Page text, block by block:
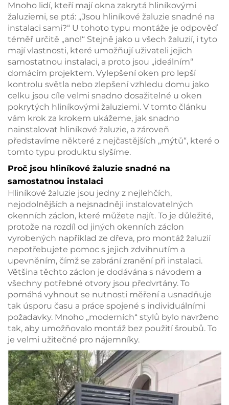
Mnoho lidí, kteří mají okna zakrytá hliníkovými
žaluziemi, se ptá: „Jsou hliníkové žaluzie snadné na
instalaci sami?“ U tohoto typu montáže je odpověď
téměř určitě „ano!“ Stejně jako u všech žaluzií, i tyto
mají vlastnosti, které umožňují uživateli jejich
samostatnou instalaci, a proto jsou „ideálním“
domácím projektem. Vylepšení oken pro lepší
kontrolu světla nebo zlepšení vzhledu domu jako
celku jsou cíle velmi snadno dosažitelné u oken
pokrytých hliníkovými žaluziemi. V tomto článku
vám krok za krokem ukážeme, jak snadno
nainstalovat hliníkové žaluzie, a zároveň
představíme některé z nejčastějších „mýtů“, které o
tomto typu produktu slyšíme.
Proč jsou hliníkové žaluzie snadné na
samostatnou instalaci
Hliníkové žaluzie jsou jedny z nejlehčích,
nejodolnějších a nejsnadněji instalovatelných
okenních záclon, které můžete najít. To je důležité,
protože na rozdíl od jiných okenních záclon
vyrobených například ze dřeva, pro montáž žaluzií
nepotřebujete pomoc s jejich zdvihnutím a
upevněním, čímž se zabrání zranění při instalaci.
Většina těchto záclon je dodávána s návodem a
všechny potřebné otvory jsou předvrtány. To
pomáhá vyhnout se nutnosti měření a usnadňuje
tak úsporu času a práce spojené s individuálními
požadavky. Mnoho „moderních“ stylů bylo navrženo
tak, aby umožňovalo montáž bez použití šroubů. To
je velmi užitečné pro nájemníky.